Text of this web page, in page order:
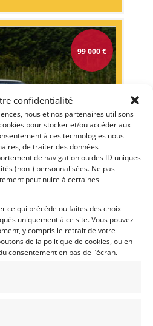
confidentialité
nous et nos partenaires utilisons
pour stocker et/ou accéder aux
à ces technologies nous
de traiter des données
de navigation ou des ID uniques
(non-) personnalisées. Ne pas
peut nuire à certaines
ce qui précède ou faites des choix
uniquement à ce site. Vous pouvez
y compris le retrait de votre
de la politique de cookies, ou en
consentement en bas de l’écran.
99 000€
(1967)
1 027 vues
« The Giant Killer ». Moteur
Entièrement conforme à l'époque,
détails